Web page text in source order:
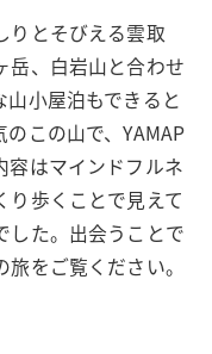
りとそびえる雲取
岳、白岩山と合わせ
小屋泊もできると
この山で、YAMAP
容はマインドフルネ
り歩くことで見えて
した。出会うことで
をご覧ください。